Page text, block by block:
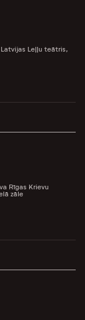
Leļļu teātris,
Rīgas Krievu
zāle